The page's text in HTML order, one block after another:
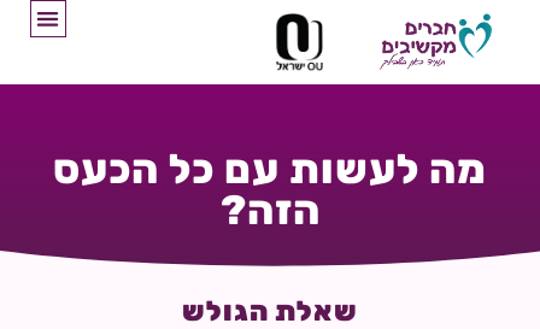
מה לעשות עם כל הכעס
הזה?
שאלת הגולש